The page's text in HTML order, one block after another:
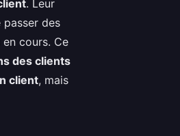
. Leur
passer des
en cours. Ce
des clients
client, mais